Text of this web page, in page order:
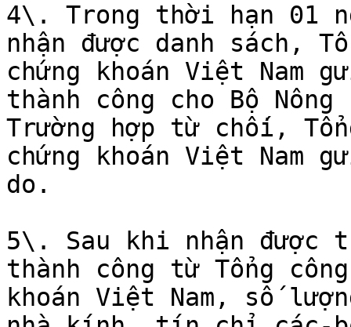
4\. Trong thời hạn 01
nhận được danh sách,
chứng khoán Việt Nam
thành công cho Bộ
Trường hợp từ chối,
chứng khoán Việt Nam
do.
5\. Sau khi nhận được
thành công từ Tổng
khoán Việt Nam, số